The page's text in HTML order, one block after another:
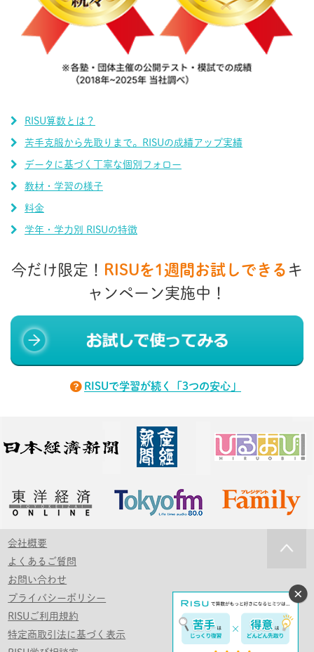
RISU算数とは？
苦手克服から先取りまで。RISUの成績アップ実績
データに基づく丁寧な個別フォロー
教材・学習の様子
料金
学年・学力別 RISUの特徴
今だけ限定！ RISUを1週間お試しできる キ
ャンペーン実施中！
RISUで学習が続く「3つの安心」
会社概要
よくあるご質問
お問い合わせ
プライバシーポリシー
RISUご利用規約
特定商取引法に基づく表示